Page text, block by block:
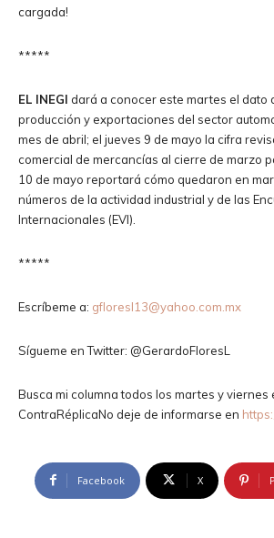
cargada!
*****
EL INEGI dará a conocer este martes el dato
producción y exportaciones del sector
mes de abril; el jueves 9 de mayo la cifra
comercial de mercancías al cierre de marzo
10 de mayo reportará cómo quedaron en
números de la actividad industrial y de las
Internacionales (EVI).
*****
Escríbeme a: gfloresl13@yahoo.com.mx
Sígueme en Twitter: @GerardoFloresL
Busca mi columna todos los martes y viernes
ContraRéplicaNo deje de informarse en
Facebook X